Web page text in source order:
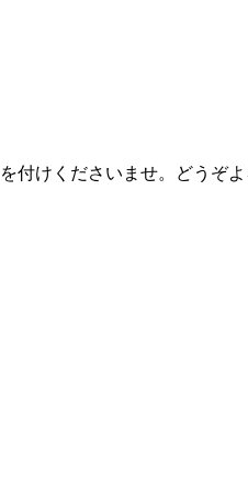
けくださいませ。どうぞよ